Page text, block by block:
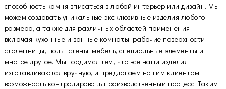
способность камня вписаться в любой интерьер или дизайн. Мы
можем создавать уникальные эксклюзивные изделия любого
размера, а также для различных областей применения,
включая кухонные и ванные комнаты, рабочие поверхности,
столешницы, полы, стены, мебель, специальные элементы и
многое другое. Мы гордимся тем, что все наши изделия
изготавливаются вручную, и предлагаем нашим клиентам
возможность контролировать производственный процесс. Таким